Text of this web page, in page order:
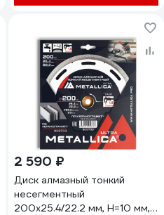
2 590 ₽
Диск алмазный тонкий
несегментный
200x25.4/22.2 мм, H=10 мм,